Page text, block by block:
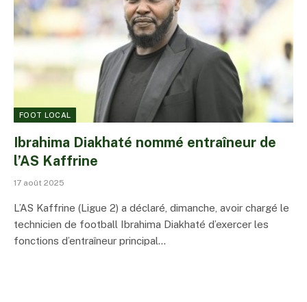
FOOT LOCAL
Ibrahima Diakhaté nommé entraîneur de
l’AS Kaffrine
17 août 2025
L’AS Kaffrine (Ligue 2) a déclaré, dimanche, avoir chargé le
technicien de football Ibrahima Diakhaté d’exercer les
fonctions d’entraîneur principal…